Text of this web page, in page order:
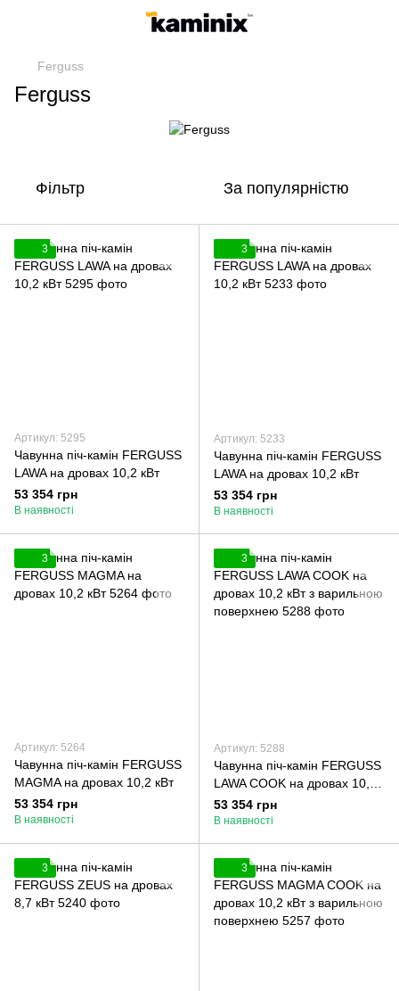
Ferguss
Ferguss
Фільтр За популярністю
3
Артикул: 5295
Чавунна піч-камін FERGUSS
LAWA на дровах 10,2 кВт
53 354 грн
В наявності
3
Артикул: 5233
Чавунна піч-камін FERGUSS
LAWA на дровах 10,2 кВт
53 354 грн
В наявності
3
Артикул: 5264
Чавунна піч-камін FERGUSS
MAGMA на дровах 10,2 кВт
53 354 грн
В наявності
3
Артикул: 5288
Чавунна піч-камін FERGUSS
LAWA COOK на дровах 10,2
кВт з варильною поверхнею
53 354 грн
В наявності
3 3